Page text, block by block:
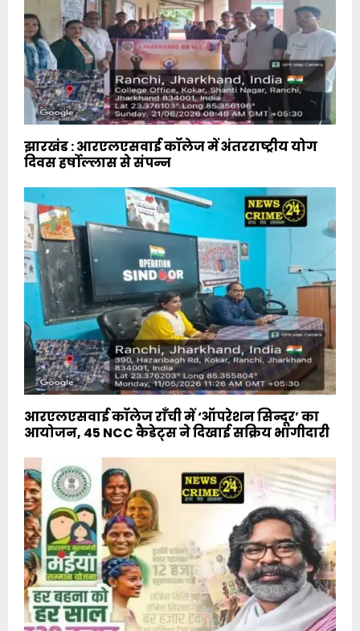
झारखंड : आरएलएसवाई कॉलेज में अंतरराष्ट्रीय योग
दिवस हर्षोल्लास से संपन्न
आरएलएसवाई कॉलेज राँची में ‘ऑपरेशन सिन्दूर’ का
आयोजन, 45 NCC कैडेट्स ने दिखाई सक्रिय भागीदारी